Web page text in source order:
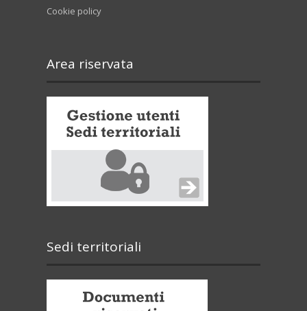
Cookie policy
Area riservata
Sedi territoriali